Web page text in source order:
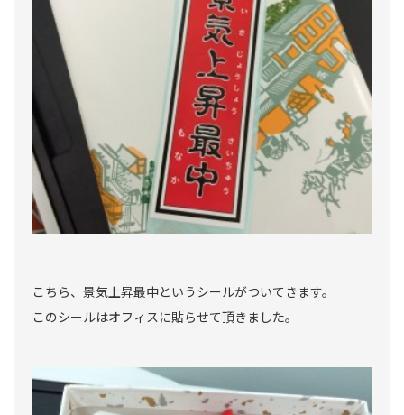
こちら、景気上昇最中というシールがついてきます。
このシールはオフィスに貼らせて頂きました。